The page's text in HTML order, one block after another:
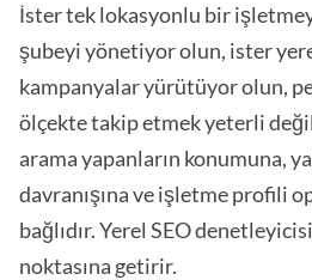
İster tek lokasyonlu bir
şubeyi yönetiyor olun, ister
kampanyalar yürütüyor olun,
ölçekte takip etmek yeterli
arama yapanların konumuna,
davranışına ve işletme profili
bağlıdır. Yerel SEO
noktasına getirir.